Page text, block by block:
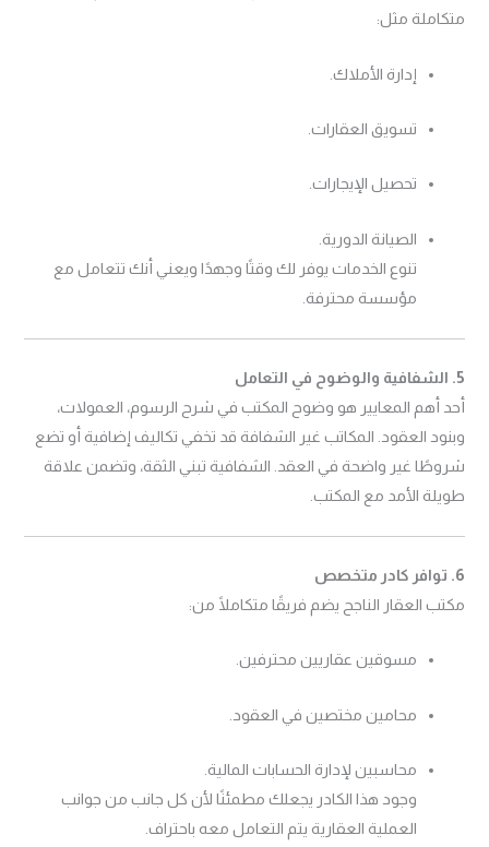
متكاملة مثل:
إدارة الأملاك.
تسويق العقارات.
تحصيل الإيجارات.
الصيانة الدورية.
تنوع الخدمات يوفر لك وقتًا وجهدًا ويعني أنك تتعامل مع
مؤسسة محترفة.
5. الشفافية والوضوح في التعامل
أحد أهم المعايير هو وضوح المكتب في شرح الرسوم، العمولات،
وبنود العقود. المكاتب غير الشفافة قد تخفي تكاليف إضافية أو تضع
شروطًا غير واضحة في العقد. الشفافية تبني الثقة، وتضمن علاقة
طويلة الأمد مع المكتب.
6. توافر كادر متخصص
مكتب العقار الناجح يضم فريقًا متكاملًا من:
مسوقين عقاريين محترفين.
محامين مختصين في العقود.
محاسبين لإدارة الحسابات المالية.
وجود هذا الكادر يجعلك مطمئنًا لأن كل جانب من جوانب
العملية العقارية يتم التعامل معه باحتراف.